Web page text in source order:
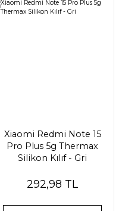
Xiaomi Redmi Note 15
Pro Plus 5g Thermax
Silikon Kılıf - Gri
292,98 TL